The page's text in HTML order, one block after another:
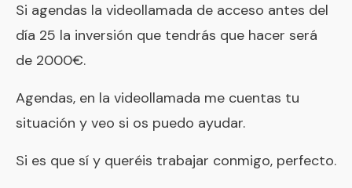
Si agendas la videollamada de acceso antes del
día 25 la inversión que tendrás que hacer será
de 2000€.
Agendas, en la videollamada me cuentas tu
situación y veo si os puedo ayudar.
Si es que sí y queréis trabajar conmigo, perfecto.